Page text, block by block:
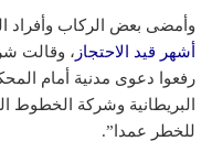
وأمضى بعض الركاب وأفراد
أشهر قيد الاحتجاز
رفعوا دعوى مدنية أمام
البريطانية وشركة الخطوط
للخطر عمدا”.